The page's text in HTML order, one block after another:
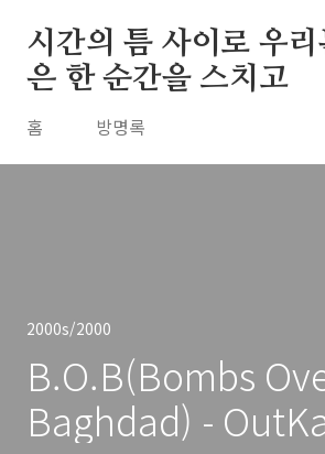
시간의 틈 사이로 우
은 한 순간을 스치고
홈 방명록
2000s/2000
B.O.B(Bombs
Baghdad) -